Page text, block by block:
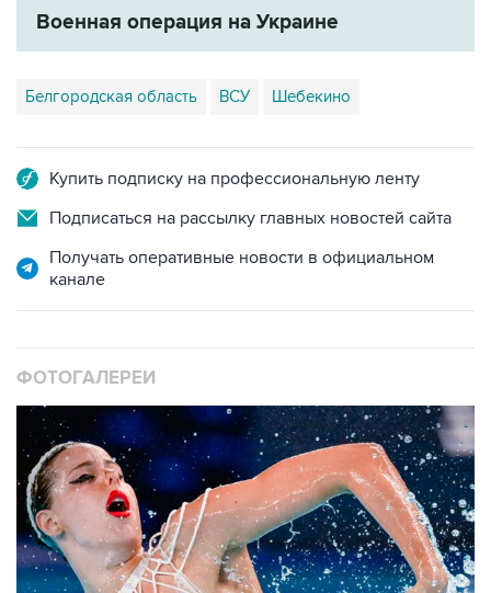
Военная операция на Украине
Белгородская область ВСУ Шебекино
Купить подписку на профессиональную ленту
Подписаться на рассылку главных новостей сайта
Получать оперативные новости в официальном
канале
ФОТОГАЛЕРЕИ